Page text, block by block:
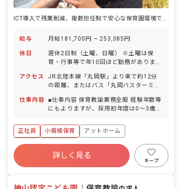
給与 月給181,700円 ~ 253,085円
休日
週休2日制（土曜、日曜） ※土曜は保
育・行事等で年10回ほど勤務があります
により変動あり） 年末年始休暇（12/29
～1/4） 有給休暇（法定通り／取得率
76％／勤務初月から取得可能／半休も時
間休もOKです！） ※希望休も通りやす
100％） ※年間休日105日
アクセス
JR北陸本線「丸岡駅」より車で約12分
の距離、またはバス「丸岡バスターミナ
す！ ◆マイカー、バイク、自転車通勤
OK！園の敷地内にある駐車場・駐輪場
仕事内容
■仕事内容 保育教諭業務全般 経験年数等
にもよりますが、採用初年度は0～3歳児
す。 ■スタッフ構成 園長 1名 事務長
1名 保育士 24名 看護師 1名 事務員
1名 栄養士・調理員 4名（委託） ■園
児定員 合計130名 0歳児 20名 1歳児
20名 2歳児 20名 3歳児 23名 4歳
児 23名 5歳児 24名
正社員 小規模保育
アットホーム
ボーナス・賞与あり
寮・住宅・家賃補助あり
社会保険完備
残業少なめ
詳しく見る
キープ